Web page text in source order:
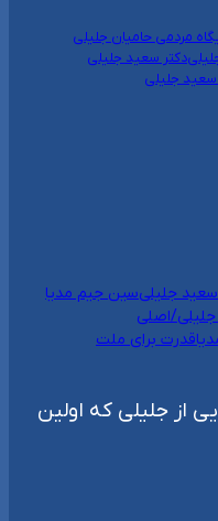
مردمی حامیان جلیلی
دکتر سعید جلیلی
سعید جلیلی
جلیلیسین جیم مدیا
جلیلی/اصلی
قدرت برای ملت
از جلیلی که اولین